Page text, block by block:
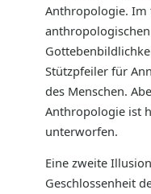
Anthropologie. Im
Stützpfeiler für
des Menschen.
Anthropologie ist
unterworfen.
Eine zweite
Geschlossenheit